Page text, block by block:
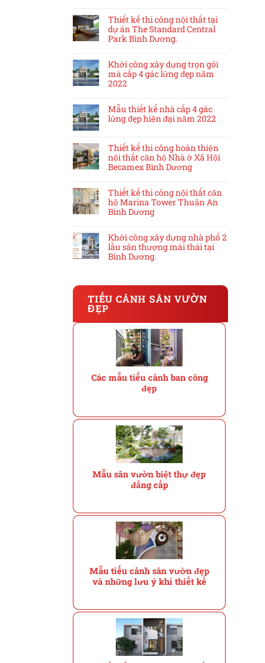
Thiết kế thi công nội thất tại
dự án The Standard Central
Park Bình Dương.
Khởi công xây dựng trọn gói
mà cấp 4 gác lửng đẹp năm
2022
Mẫu thiết kế nhà cấp 4 gác
lửng đẹp hiện đại năm 2022
Thiết kế thi công hoàn thiện
nội thất căn hộ Nhà ở Xã Hội
Becamex Bình Dương
Thiết kế thi công nội thất căn
hộ Marina Tower Thuận An
Bình Dương
Khởi công xây dựng nhà phố 2
lầu sân thượng mái thái tại
Bình Dương.
TIỂU CẢNH SÂN VƯỜN
ĐẸP
Các mẫu tiểu cảnh ban công
đẹp
Mẫu sân vườn biệt thự đẹp
đẳng cấp
Mẫu tiểu cảnh sân vườn đẹp
và những lưu ý khi thiết kế